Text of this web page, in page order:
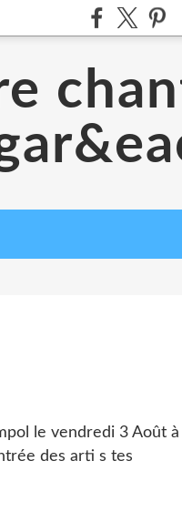
le vendredi 3 Août à
des arti s tes